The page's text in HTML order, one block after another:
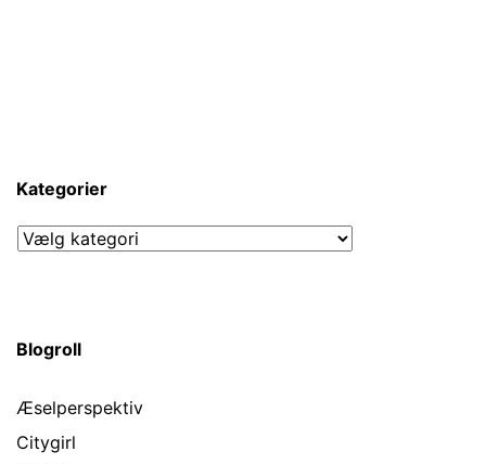
Kategorier
Kategorier
Blogroll
Æselperspektiv
Citygirl